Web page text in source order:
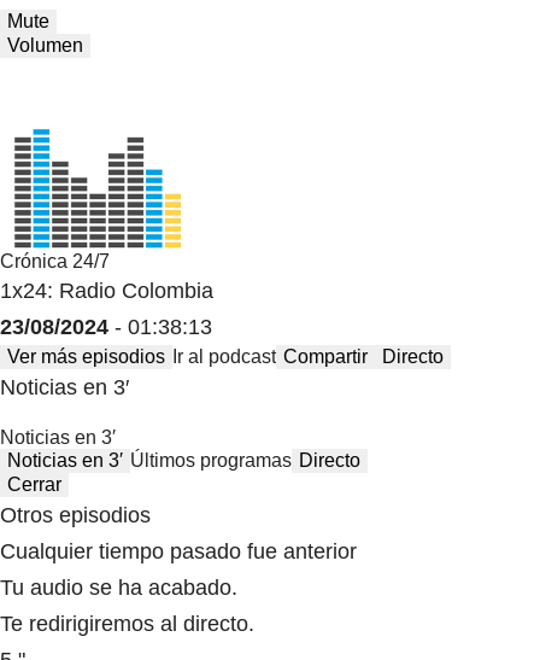
Mute
Volumen
Crónica 24/7
1x24: Radio Colombia
23/08/2024 - 01:38:13
Ver más episodios Ir al podcast Compartir Directo
Noticias en 3′
Noticias en 3′
Noticias en 3′ Últimos programas Directo
Cerrar
Otros episodios
Cualquier tiempo pasado fue anterior
Tu audio se ha acabado.
Te redirigiremos al directo.